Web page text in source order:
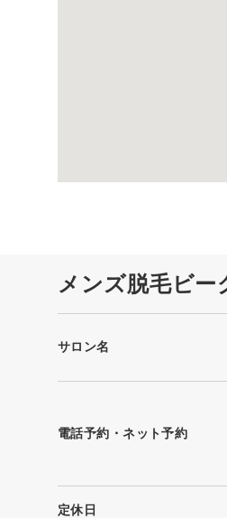
メンズ脱毛ビー
サロン名
電話予約・ネット予約
定休日